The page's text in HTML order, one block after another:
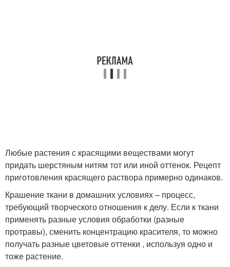
Любые растения с красящими веществами могут
придать шерстяным нитям тот или иной оттенок. Рецепт
приготовления красящего раствора примерно одинаков.
Крашение ткани в домашних условиях – процесс,
требующий творческого отношения к делу. Если к ткани
применять разные условия обработки (разные
протравы), сменить концентрацию красителя, то можно
получать разные цветовые оттенки , используя одно и
тоже растение.